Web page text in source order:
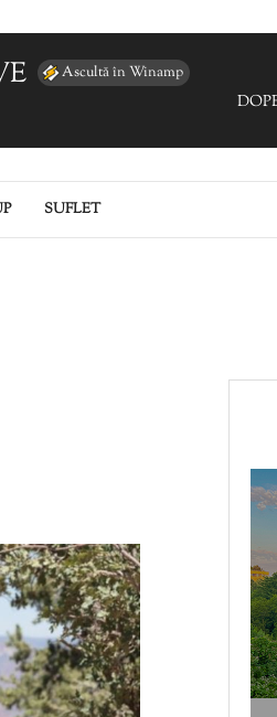
Ascultă în Winamp
SUFLET
Editorial Mihai
Morar: CUM L-AM
SALVAT PE FĂT-
FRUMOS